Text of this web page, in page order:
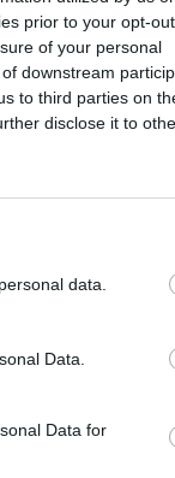
prior to your opt-
of your personal
downstream
to third parties on
disclose it to
data.
Data.
Data for
Polska
projekt
państwa. Od
zależy, czy
pozostaną